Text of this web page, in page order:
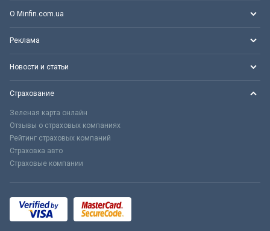
О Minfin.com.ua
Реклама
Новости и статьи
Страхование
Зеленая карта онлайн
Отзывы о страховых компаниях
Рейтинг страховых компаний
Страховка авто
Страховые компании